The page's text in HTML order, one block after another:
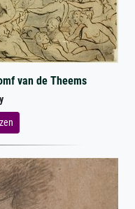
van de Theems